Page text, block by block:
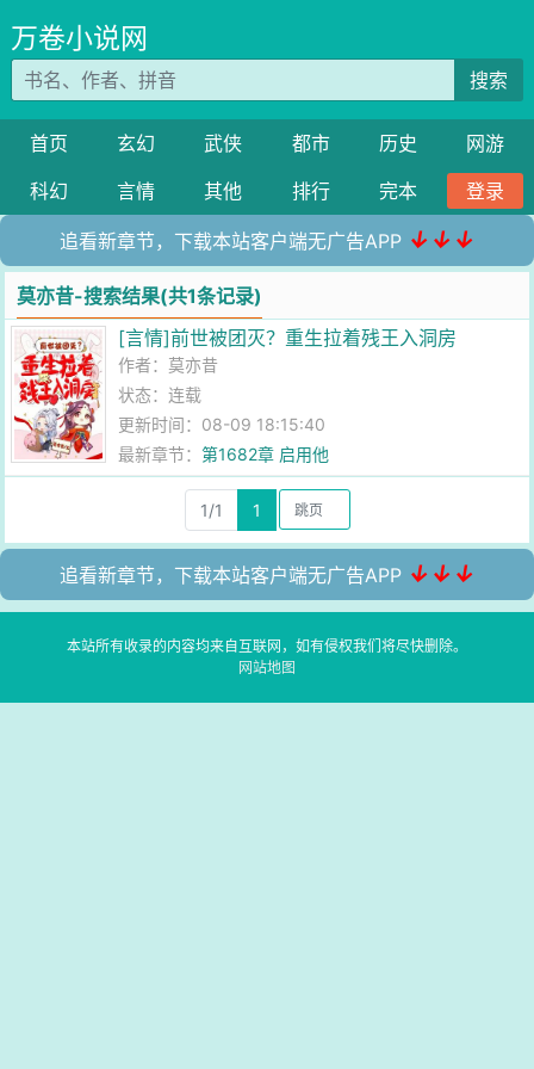
万卷小说网
搜索
首页 玄幻 武侠 都市 历史
网游
科幻
言情 其他 排行 完本 登录
追看新章节，下载本站客户端无广告APP ↓↓↓
莫亦昔-搜索结果(共1条记录)
[言情]前世被团灭？重生拉着残王入洞房
作者： 莫亦昔
状态：连载
更新时间：08-09 18:15:40
最新章节：第1682章 启用他
1/1 1
追看新章节，下载本站客户端无广告APP ↓↓↓
本站所有收录的内容均来自互联网，如有侵权我们将尽快删除。
网站地图